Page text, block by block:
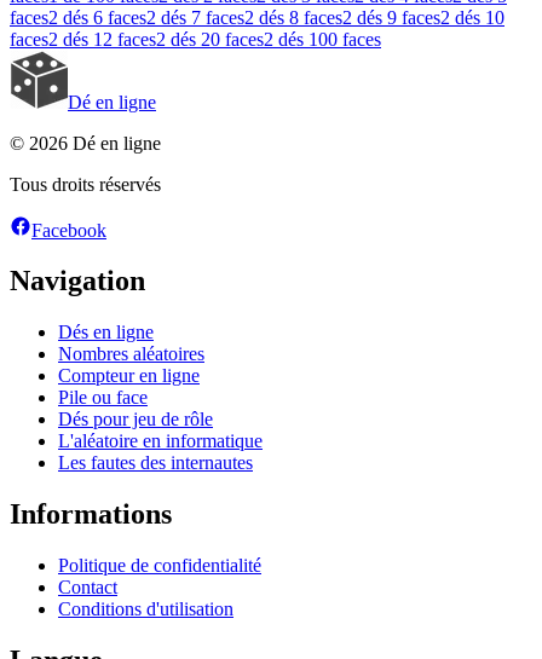
faces2 dés 6 faces2 dés 7 faces2 dés 8 faces2 dés 9 faces2 dés 10
faces2 dés 12 faces2 dés 20 faces2 dés 100 faces
Dé en ligne
© 2026 Dé en ligne
Tous droits réservés
Facebook
Navigation
Dés en ligne
Nombres aléatoires
Compteur en ligne
Pile ou face
Dés pour jeu de rôle
L'aléatoire en informatique
Les fautes des internautes
Informations
Politique de confidentialité
Contact
Conditions d'utilisation